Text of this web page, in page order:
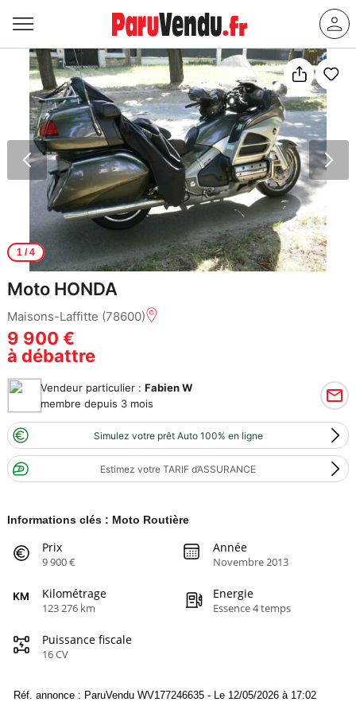
1/ 4
Moto HONDA
Maisons-Laffitte (78600)
9 900 €
à débattre
Vendeur particulier : Fabien W
membre depuis 3 mois
Simulez votre prêt Auto 100% en ligne
Estimez votre TARIF d’ASSURANCE
Informations clés : Moto Routière
Prix
9 900 €
Année
Novembre 2013
Kilométrage
123 276 km
Energie
Essence 4 temps
Puissance fiscale
16 CV
Réf. annonce : ParuVendu WV177246635 - Le 12/05/2026 à 17:02